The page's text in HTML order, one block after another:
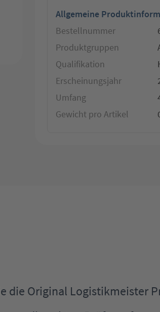
Allgemeine
Bestellnummer
Produktgruppen
Qualifikation
Erscheinungsjahr
Umfang
Gewicht pro Artikel
die Original Logistikmeister